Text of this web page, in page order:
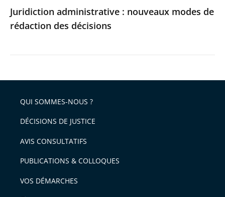
Juridiction administrative : nouveaux modes de
rédaction des décisions
QUI SOMMES-NOUS ?
DÉCISIONS DE JUSTICE
AVIS CONSULTATIFS
PUBLICATIONS & COLLOQUES
VOS DÉMARCHES